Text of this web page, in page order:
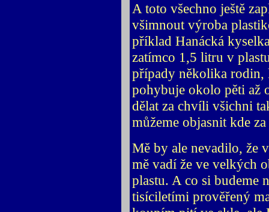
A toto všechno ještě
všimnout výroba
příklad Hanácká
zatímco 1,5 litru v
případy několika rodin,
pohybuje okolo pěti až
dělat za chvíli všichni
můžeme objasnit kde
Mě by ale nevadilo, že
mě vadí že ve velkých
plastu. A co si budeme
tisíciletími prověřený